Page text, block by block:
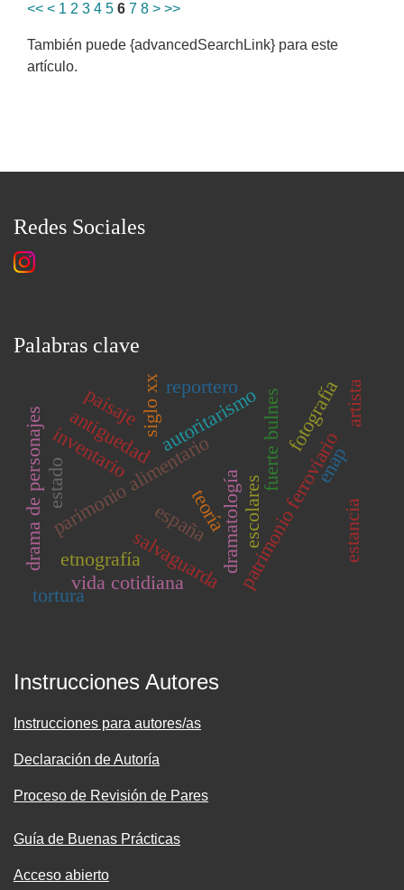
<< < 1 2 3 4 5 6 7 8 > >>
También puede {advancedSearchLink} para este
artículo.
Redes Sociales
Palabras clave
escolares
parimonio alimentario patrimonio ferroviario
dramatología
drama de personajes fuerte bulnes
salvaguarda
antiguedad
inventario
estado
autoritarismo fotografía
siglo xx
españa
etnografía
paisaje
enap
vida cotidiana
reportero
tortura
teoría estancia
artista
Instrucciones Autores
Instrucciones para autores/as
Declaración de Autoría
Proceso de Revisión de Pares
Guía de Buenas Prácticas
Acceso abierto